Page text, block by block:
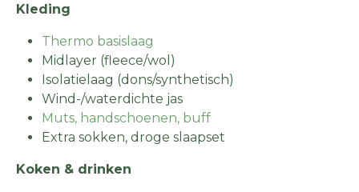
Kleding
Thermo basislaag
Midlayer (fleece/wol)
Isolatielaag (dons/synthetisch)
Wind-/waterdichte jas
Muts, handschoenen, buff
Extra sokken, droge slaapset
Koken & drinken